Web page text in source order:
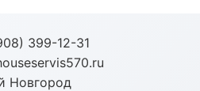
399-12-31
Новгород